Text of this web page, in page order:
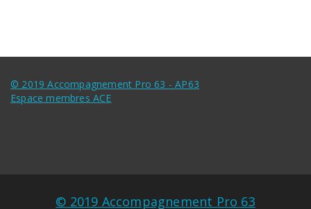
© 2019 Accompagnement Pro 63 - AP63
Espace membres ACE
© 2019 Accompagnement Pro 63